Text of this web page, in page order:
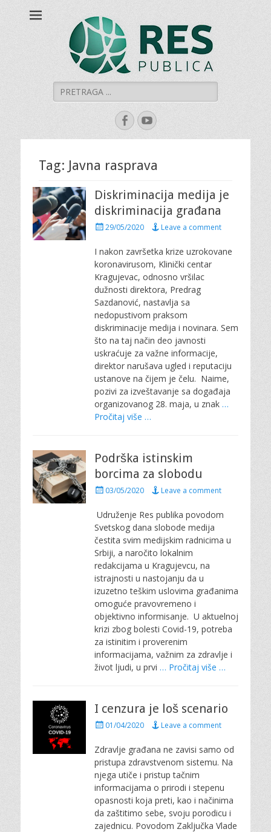
Šumadijski centar
za građanski
aktivizam "RES
PUBLICA"
Šumadijski centar za građanski aktivizam
Search
for:
FacebookYouTube
Tag: Javna rasprava
Diskriminacija medija je
diskriminacija građana
P
s
t
e
d
o
n
29/05/2020 Leave a comment
I nakon završetka krize uzrokovane
koronavirusom, Klinički centar
Kragujevac, odnosno vršilac
dužnosti direktora, Predrag
Sazdanović, nastavlja sa
nedopustivom praksom
diskriminacije medija i novinara. Sem
što na taj način deo javnosti
uskraćuje za važne informacije,
direktor narušava ugled i reputaciju
ustanove na čijem je čelu. Naime,
pozivi za izveštavanje sa događaja
organizovanog 28. maja, u znak …
Pročitaj više …
Podrška istinskim
borcima za slobodu
P
s
t
e
d
o
n
03/05/2020 Leave a comment
Udruženje Res publika povodom
Svetskog dana slobode medija
čestita svim medijskim radnicima u
Srbiji, a naročito lokalnim
redakcijama u Kragujevcu, na
istrajnosti u nastojanju da u
izuzetno teškim uslovima građanima
omoguće pravovremeno i
objektivno informisanje. U aktuelnoj
krizi zbog bolesti Covid-19, potreba
za istinitim i proverenim
informacijama, važnim za zdravlje i
život ljudi, u prvi … Pročitaj više …
I cenzura je loš scenario
P
s
e
d
o
n
01/04/2020 Leave a comment
Zdravlje građana ne zavisi samo od
pristupa zdravstvenom sistemu. Na
njega utiče i pristup tačnim
informacijama o prirodi i stepenu
opasnosti koja preti, kao i načinima
da zaštitimo sebe, svoju porodicu i
zajednicu. Povodom Zaključka Vlade